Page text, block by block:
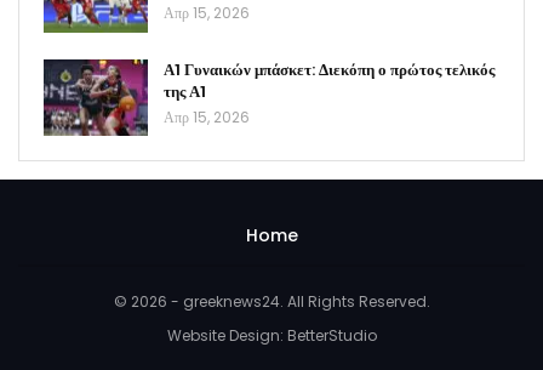
Απρ 15, 2026
Α1 Γυναικών μπάσκετ: Διεκόπη ο πρώτος τελικός
της Α1
Απρ 15, 2026
Home
© 2026 - greeknews24. All Rights Reserved.
Website Design: BetterStudio